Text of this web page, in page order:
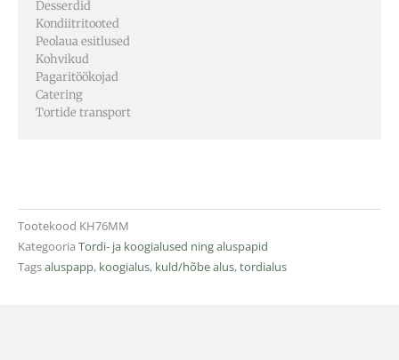
Desserdid
Kondiitritooted
Peolaua esitlused
Kohvikud
Pagaritöökojad
Catering
Tortide transport
Tootekood KH76MM
Kategooria Tordi- ja koogialused ning aluspapid
Tagsaluspapp, koogialus, kuld/hõbe alus,tordialus